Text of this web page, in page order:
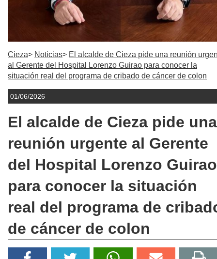
Cieza Noticias
El alcalde de Cieza pide una reunión
al Gerente del Hospital Lorenzo Guirao para conocer la
situación real del programa de cribado de cáncer de colon
01/06/2026
El alcalde de Cieza pide una
reunión urgente al Gerente
del Hospital Lorenzo Guirao
para conocer la situación
real del programa de
de cáncer de colon